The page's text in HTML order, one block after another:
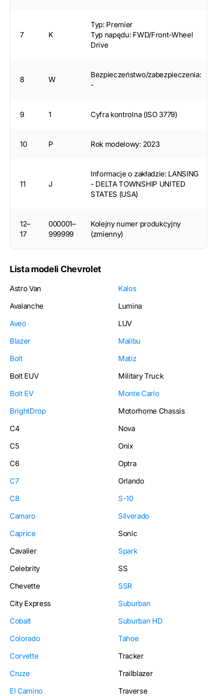
7 K
Typ: Premier
Typ napędu: FWD/Front-Wheel
Drive
8 W
Bezpieczeństwo/zabezpieczenia:
-
9 1 Cyfra kontrolna (ISO 3779)
10 P Rok modelowy: 2023
11 J
Informacje o zakładzie: LANSING
- DELTA TOWNSHIP UNITED
STATES (USA)
12–
17
000001–
999999
Kolejny numer produkcyjny
(zmienny)
Lista modeli Chevrolet
Astro Van
Avalanche
Aveo
Blazer
Bolt
Bolt EUV
Bolt EV
BrightDrop
C4
C5
C6
C7
C8
Camaro
Caprice
Cavalier
Celebrity
Chevette
City Express
Cobalt
Colorado
Corvette
Cruze
El Camino
Kalos
Lumina
LUV
Malibu
Matiz
Military Truck
Monte Carlo
Motorhome Chassis
Nova
Onix
Optra
Orlando
S-10
Silverado
Sonic
Spark
SS
SSR
Suburban
Suburban HD
Tahoe
Tracker
Trailblazer
Traverse